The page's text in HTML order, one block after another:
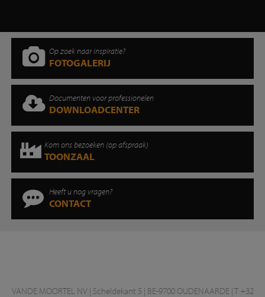
Op zoek naar inspiratie?
FOTOGALERIJ
Documenten voor professionelen
DOWNLOADCENTER
Kom ons bezoeken (op afspraak)
TOONZAAL
Heeft u nog vragen?
CONTACT
VANDE MOORTEL NV | Scheldekant 5 | BE-9700 OUDENAARDE | T +32